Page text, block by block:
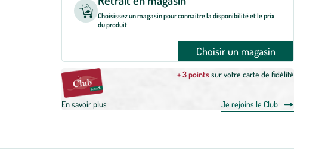
Choisissez un magasin pour connaître la disponibilité et le prix
du produit
Choisir un magasin
+ 3 pointssur votre carte de fidélité
En savoir plus Je rejoins le Club